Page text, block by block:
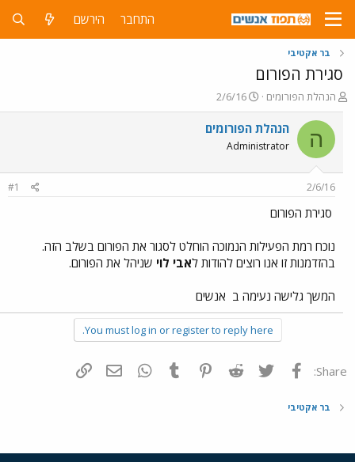
התחבר הירשם
בר אקטיבי
סגירת הפורום
פ
ו
ת
ח
ה
ו
ש
א
הנהלת הפורומים
פ
ו
ר
ם
2/6/16
ה הנהלת הפורומים
Administrator
2/6/16
#1
סגירת הפורום
נוכח רמת הפעילות הנמוכה הוחלט לסגור את הפורום בשלב הזה.
בהזדמנות זו אנו רוצים להודות לאבי לוי שניהל את הפורום.
המשך גלישה נעימה ב אנשים
You must log in or register to reply here.
Share: פייסבוק Twitter
Reddit
Pinterest
Tumblr
WhatsAppדואר אלקטרוני
בר אקטיבי